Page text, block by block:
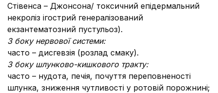
Стівенса – Джонсона/ токсичний епідермальний
некроліз ігострий генералізований
екзантематозний пустульоз).
З боку нервової системи:
часто – дисгевзія (розлад смаку).
З боку шлунково-кишкового тракту:
часто – нудота, печія, почуття переповненості
шлунка, зниження чутливості у ротовій порожнині;